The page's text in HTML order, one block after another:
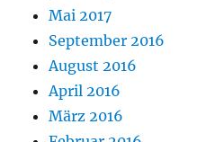
Mai 2017
September 2016
August 2016
April 2016
März 2016